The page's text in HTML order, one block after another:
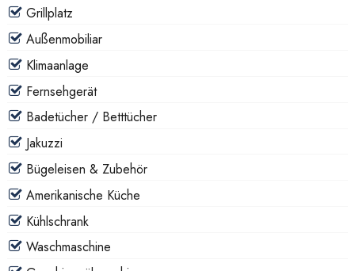
Grillplatz
Außenmobiliar
Klimaanlage
Fernsehgerät
Badetücher / Betttücher
Jakuzzi
Bügeleisen & Zubehör
Amerikanische Küche
Kühlschrank
Waschmaschine